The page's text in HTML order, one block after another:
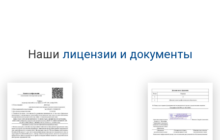
Наши лицензии и документы